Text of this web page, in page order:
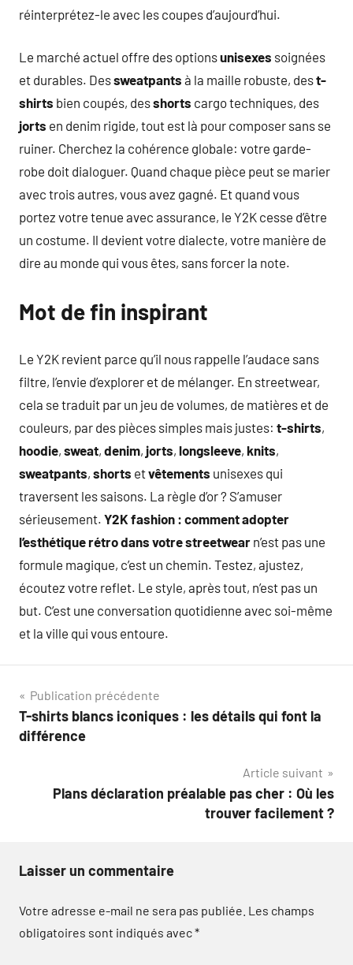
réinterprétez-le avec les coupes d’aujourd’hui.
Le marché actuel offre des optionsunisexes soignées
et durables. Dessweatpants à la maille robuste, dest-
shirts bien coupés, desshorts cargo techniques, des
jorts en denim rigide, tout est là pour composer sans se
ruiner. Cherchez la cohérence globale: votre garde-
robe doit dialoguer. Quand chaque pièce peut se marier
avec trois autres, vous avez gagné. Et quand vous
portez votre tenue avec assurance, le Y2K cesse d’être
un costume. Il devient votre dialecte, votre manière de
dire au monde qui vous êtes, sans forcer la note.
Mot de fin inspirant
Le Y2K revient parce qu’il nous rappelle l’audace sans
filtre, l’envie d’explorer et de mélanger. En streetwear,
cela se traduit par un jeu de volumes, de matières et de
couleurs, par des pièces simples mais justes: t-shirts,
hoodie, sweat, denim, jorts, longsleeve, knits,
sweatpants, shorts etvêtements unisexes qui
traversent les saisons. La règle d’or ? S’amuser
sérieusement. Y2K fashion : comment adopter
l’esthétique rétro dans votre streetwear n’est pas une
formule magique, c’est un chemin. Testez, ajustez,
écoutez votre reflet. Le style, après tout, n’est pas un
but. C’est une conversation quotidienne avec soi-même
et la ville qui vous entoure.
Navigation
de
Publication précédente
T-shirts blancs iconiques : les détails qui font la
différence
Article suivant
Plans déclaration préalable pas cher : Où les
trouver facilement ?
Laisser un commentaire
Votre adresse e-mail ne sera pas publiée. Les champs
obligatoires sont indiqués avec*